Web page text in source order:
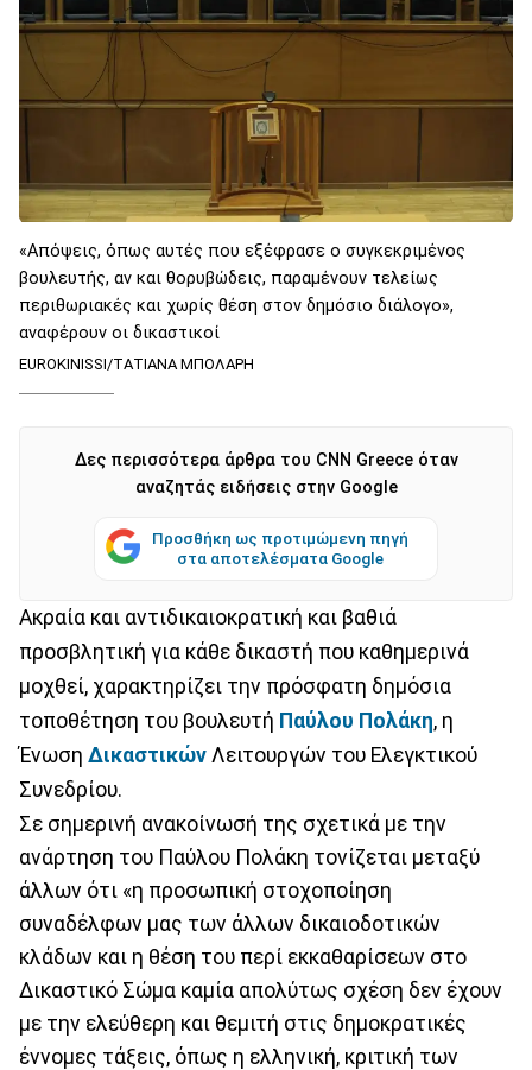
«Απόψεις, όπως αυτές που εξέφρασε ο συγκεκριμένος
βουλευτής, αν και θορυβώδεις, παραμένουν τελείως
περιθωριακές και χωρίς θέση στον δημόσιο διάλογο»,
αναφέρουν οι δικαστικοί
EUROKINISSI/ΤΑΤΙΑΝΑ ΜΠΟΛΑΡΗ
Δες περισσότερα άρθρα του CNN Greece όταν
αναζητάς ειδήσεις στην Google
Προσθήκη ως προτιμώμενη πηγή
στα αποτελέσματα Google
Ακραία και αντιδικαιοκρατική και βαθιά
προσβλητική για κάθε δικαστή που καθημερινά
μοχθεί, χαρακτηρίζει την πρόσφατη δημόσια
τοποθέτηση του βουλευτή Παύλου Πολάκη, η
Ένωση Δικαστικών Λειτουργών του Ελεγκτικού
Συνεδρίου.
Σε σημερινή ανακοίνωσή της σχετικά με την
ανάρτηση του Παύλου Πολάκη τονίζεται μεταξύ
άλλων ότι «η προσωπική στοχοποίηση
συναδέλφων μας των άλλων δικαιοδοτικών
κλάδων και η θέση του περί εκκαθαρίσεων στο
Δικαστικό Σώμα καμία απολύτως σχέση δεν έχουν
με την ελεύθερη και θεμιτή στις δημοκρατικές
έννομες τάξεις, όπως η ελληνική, κριτική των